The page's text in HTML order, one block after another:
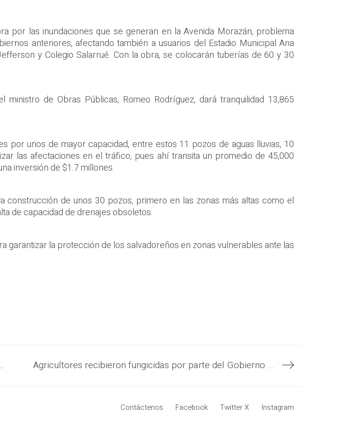
por las inundaciones que se generan en la Avenida Morazán, problema
anteriores, afectando también a usuarios del Estadio Municipal Ana
y Colegio Salarrué. Con la obra, se colocarán tuberías de 60 y 30
de Obras Públicas, Romeo Rodríguez, dará tranquilidad 13,865
por unos de mayor capacidad, entre estos 11 pozos de aguas lluvias, 10
las afectaciones en el tráfico, pues ahí transita un promedio de 45,000
inversión de $1.7 millones.
de unos 30 pozos, primero en las zonas más altas como el
de capacidad de drenajes obsoletos.
garantizar la protección de los salvadoreños en zonas vulnerables ante las
alimentarios por parte del Gobierno Agricultores recibieron fungicidas por parte del Gobierno para garantizar la producción de granos básicos
Contáctenos Facebook Twitter X Instagram